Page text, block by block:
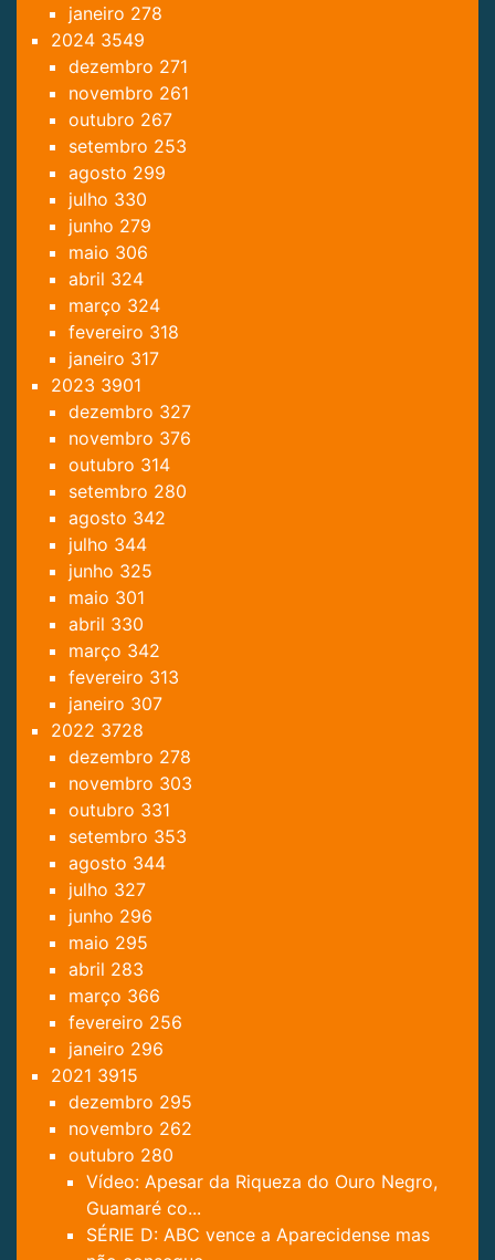
janeiro 278
2024 3549
dezembro 271
novembro 261
outubro 267
setembro 253
agosto 299
julho 330
junho 279
maio 306
abril 324
março 324
fevereiro 318
janeiro 317
2023 3901
dezembro 327
novembro 376
outubro 314
setembro 280
agosto 342
julho 344
junho 325
maio 301
abril 330
março 342
fevereiro 313
janeiro 307
2022 3728
dezembro 278
novembro 303
outubro 331
setembro 353
agosto 344
julho 327
junho 296
maio 295
abril 283
março 366
fevereiro 256
janeiro 296
2021 3915
dezembro 295
novembro 262
outubro 280
Vídeo: Apesar da Riqueza do Ouro Negro,
Guamaré co...
SÉRIE D: ABC vence a Aparecidense mas